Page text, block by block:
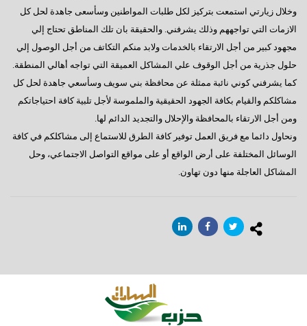
وخلال زيارتي استمعت بتركيز لكل طلبات المواطنين وسأسعى جاهدة لحل كل
الازمات التي تواجههم وذلك يشرفني. والحقيقة بان تلك المناطق تحتاج إلي
مجهود كبير من أجل الارتقاء بالخدمات ولابد منكم التكاتف من أجل الوصول إلي
حلول جذرية من أجل الوقوف علي المشاكل العميقة التي تواجه أهالي المنطقة.
كما يشرفني كوني نائبة ممثلة عن محافظة بني سويف وسأسعي جاهدة لحل كل
مشاكلكم والقيام بكافة الجهود الحقيقية والملموسة لأجل تلبية كافة احتياجاتكم
ومن أجل الارتقاء بالمحافظة والإحلال والتجديد الدائم لها.
ونحاول دائما مع فريق العمل توفير كافة الطرق للاستماع إلى مشاكلكم في كافة
الوسائل المختلفة على أرض الواقع أو على مواقع التواصل الاجتماعي، وحل
المشاكل العاجلة منها دون تهاون.